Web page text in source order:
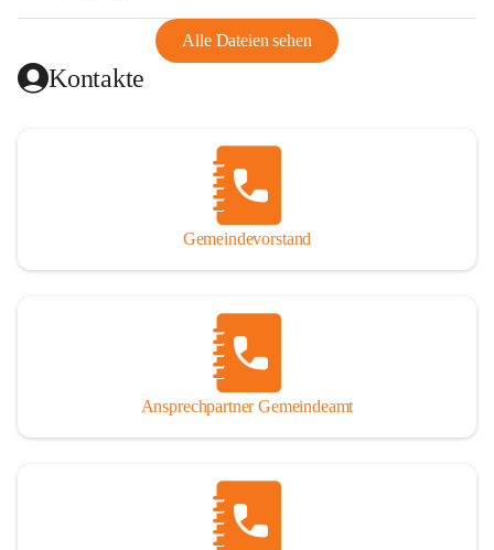
Alle Dateien sehen
Kontakte
Gemeindevorstand
Ansprechpartner Gemeindeamt